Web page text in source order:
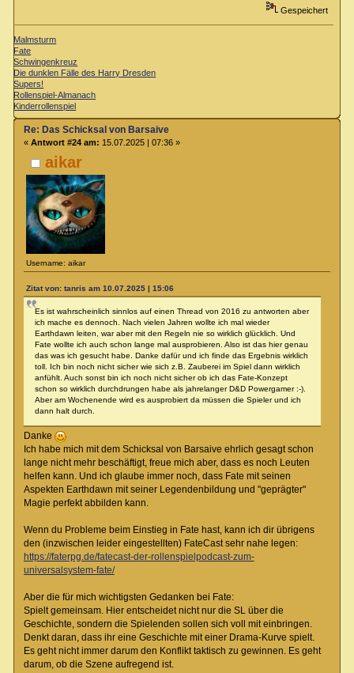
Gespeichert
Malmsturm
Fate
Schwingenkreuz
Die dunklen Fälle des Harry Dresden
Supers!
Rollenspiel-Almanach
Kinderrollenspiel
aikar
Username: aikar
Re: Das Schicksal von Barsaive
« Antwort #24 am: 15.07.2025 | 07:36 »
Zitat von: tanris am 10.07.2025 | 15:06
Es ist wahrscheinlich sinnlos auf einen Thread von 2016 zu antworten aber
ich mache es dennoch. Nach vielen Jahren wollte ich mal wieder
Earthdawn leiten, war aber mit den Regeln nie so wirklich glücklich. Und
Fate wollte ich auch schon lange mal ausprobieren. Also ist das hier genau
das was ich gesucht habe. Danke dafür und ich finde das Ergebnis wirklich
toll. Ich bin noch nicht sicher wie sich z.B. Zauberei im Spiel dann wirklich
anfühlt. Auch sonst bin ich noch nicht sicher ob ich das Fate-Konzept
schon so wirklich durchdrungen habe als jahrelanger D&D Powergamer :-).
Aber am Wochenende wird es ausprobiert da müssen die Spieler und ich
dann halt durch.
Danke
Ich habe mich mit dem Schicksal von Barsaive ehrlich gesagt schon
lange nicht mehr beschäftigt, freue mich aber, dass es noch Leuten
helfen kann. Und ich glaube immer noch, dass Fate mit seinen
Aspekten Earthdawn mit seiner Legendenbildung und "geprägter"
Magie perfekt abbilden kann.
Wenn du Probleme beim Einstieg in Fate hast, kann ich dir übrigens
den (inzwischen leider eingestellten) FateCast sehr nahe legen:
https://faterpg.de/fatecast-der-rollenspielpodcast-zum-
universalsystem-fate/
Aber die für mich wichtigsten Gedanken bei Fate:
Spielt gemeinsam. Hier entscheidet nicht nur die SL über die
Geschichte, sondern die Spielenden sollen sich voll mit einbringen.
Denkt daran, dass ihr eine Geschichte mit einer Drama-Kurve spielt.
Es geht nicht immer darum den Konflikt taktisch zu gewinnen. Es geht
darum, ob die Szene aufregend ist.